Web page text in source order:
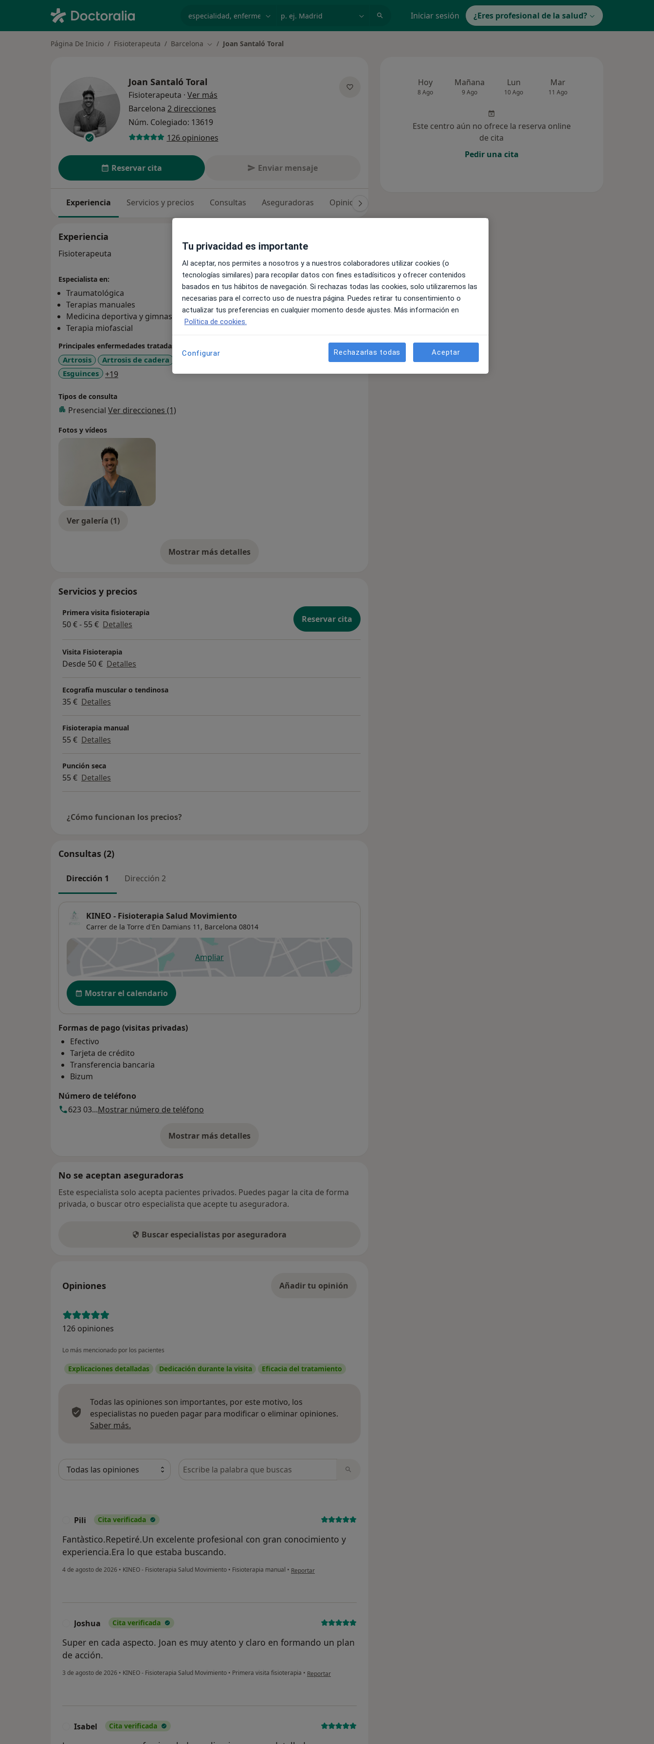
Iniciar sesión ¿Eres profesional de la salud?
Página De Inicio Fisioterapeuta Barcelona Cambiar de ciudad
Joan Santaló Toral
Joan Santaló Toral
Fisioterapeuta · Ver más
Barcelona 2 direcciones
Núm. Colegiado: 13619
126 opiniones
Reservar cita Enviar mensaje
Experiencia Servicios y precios Consultas Aseguradoras Opiniones (126)
Experiencia
Fisioterapeuta
Especialista en:
Traumatológica
Terapias manuales
Medicina deportiva y gimnasia terapeutica
Terapia miofascial
Principales enfermedades tratadas
Artrosis Artrosis de cadera Cervicalgia
Esguinces
+19a11y_sr_more_diseases
Tipos de consulta
Presencial Ver direcciones (1)
Fotos y vídeos
Ver galería (1)
Mostrar más detalles
sobre la experiencia
Servicios y precios
Primera visita fisioterapia
50 € - 55 € Detalles Reservar cita
Visita Fisioterapia
Desde 50 € Detalles
Ecografía muscular o tendinosa
35 € Detalles
Fisioterapia manual
55 € Detalles
Punción seca
55 € Detalles
¿Cómo funcionan los precios?
Consultas (2)
Dirección 1 Dirección 2
KINEO - Fisioterapia Salud Movimiento
Carrer de la Torre d'En Damians 11, Barcelona 08014
Ampliarse abre en una nueva pestaña
Disponibilidad
Mostrar el calendario
Formas de pago (visitas privadas)
Efectivo
Tarjeta de crédito
Transferencia bancaria
Bizum
Número de teléfono
623 03...Mostrar número de teléfono
Mostrar más detalles
sobre la dirección
No se aceptan aseguradoras
Este especialista solo acepta pacientes privados. Puedes pagar la cita de forma
privada, o buscar otro especialista que acepte tu aseguradora.
Buscar especialistas por aseguradora
Opiniones Añadir tu opinión
126 opiniones
Lo más mencionado por los pacientes
Explicaciones detalladas Dedicación durante la visita Eficacia del tratamiento
Todas las opiniones son importantes, por este motivo, los
especialistas no pueden pagar para modificar o eliminar opiniones.
Saber más.
Busca en opiniones
Pili Cita verificada
Fantàstico.Repetiré.Un excelente profesional con gran conocimiento y
experiencia.Era lo que estaba buscando.
4 de agosto de 2026 • KINEO - Fisioterapia Salud Movimiento • Fisioterapia manual • en opinión del usuario Pili
Reportar
Joshua Cita verificada
Super en cada aspecto. Joan es muy atento y claro en formando un plan
de acción.
3 de agosto de 2026 • KINEO - Fisioterapia Salud Movimiento • Primera visita fisioterapia • en opinión del usuario Joshua
Reportar
Isabel Cita verificada
Hoy
8 Ago
Mañana
9 Ago
Lun
10 Ago
Mar
11 Ago
Este centro aún no ofrece la reserva online
de cita
Pedir una cita
Tu privacidad es importante
Al aceptar, nos permites a nosotros y a nuestros colaboradores utilizar cookies (o
tecnologías similares) para recopilar datos con fines estadísiticos y ofrecer contenidos
basados en tus hábitos de navegación. Si rechazas todas las cookies, solo utilizaremos las
necesarias para el correcto uso de nuestra página. Puedes retirar tu consentimiento o
actualizar tus preferencias en cualquier momento desde ajustes. Más información en
Política de cookies.
Configurar Rechazarlas todas Aceptar